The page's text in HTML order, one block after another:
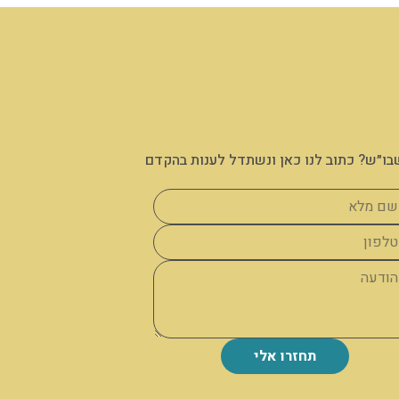
כתוב לנו כאן ונשתדל לענות בהקדם
תחזרו אלי